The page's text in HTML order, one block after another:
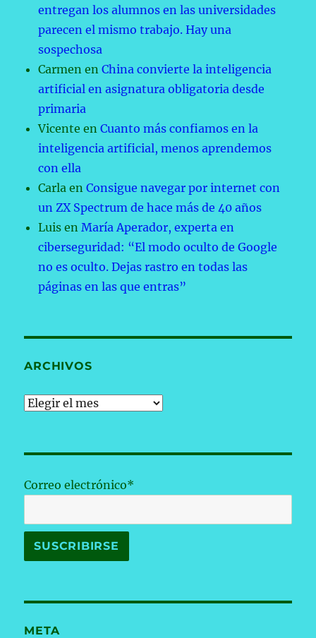
entregan los alumnos en las universidades
parecen el mismo trabajo. Hay una
sospechosa
Carmen enChina convierte la inteligencia
artificial en asignatura obligatoria desde
primaria
Vicente enCuanto más confiamos en la
inteligencia artificial, menos aprendemos
con ella
Carla enConsigue navegar por internet con
un ZX Spectrum de hace más de 40 años
Luis enMaría Aperador, experta en
ciberseguridad: “El modo oculto de Google
no es oculto. Dejas rastro en todas las
páginas en las que entras”
ARCHIVOS
Archivos
Correo electrónico*
META